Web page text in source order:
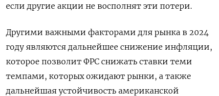
если другие акции не восполнят эти потери.
Другими важными факторами для рынка в 2024
году являются дальнейшее снижение инфляции,
которое позволит ФРС снижать ставки теми
темпами, которых ожидают рынки, а также
дальнейшая устойчивость американской